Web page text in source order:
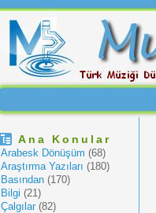
Ana Konular
Arabesk Dönüşüm (68)
Araştırma Yazıları (180)
Basından (170)
Bilgi (21)
Çalgılar (82)